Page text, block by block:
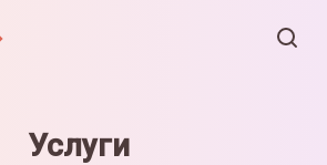
Услуги